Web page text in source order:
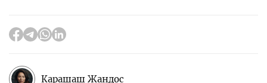
Карашаш Жандос